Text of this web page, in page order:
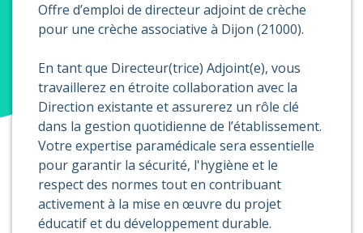
Offre d’emploi de directeur adjoint de crèche
pour une crèche associative à Dijon (21000).
En tant que Directeur(trice) Adjoint(e), vous
travaillerez en étroite collaboration avec la
Direction existante et assurerez un rôle clé
dans la gestion quotidienne de l’établissement.
Votre expertise paramédicale sera essentielle
pour garantir la sécurité, l'hygiène et le
respect des normes tout en contribuant
activement à la mise en œuvre du projet
éducatif et du développement durable.